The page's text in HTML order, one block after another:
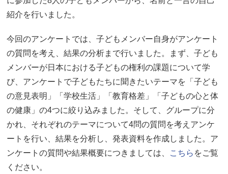
紹介を行いました。
今回のアンケートでは、子どもメンバー自身がアンケート
の質問を考え、結果の分析まで行いました。まず、子ども
メンバーが日本における子どもの権利の課題について学
び、アンケートで子どもたちに聞きたいテーマを「子ども
の意見表明」「学校生活」「教育格差」「子どもの心と体
の健康」の4つに絞り込みました。そして、グループに分
かれ、それぞれのテーマについて4問の質問を考えアンケ
ートを行い、結果を分析し、発表資料を作成しました。ア
ンケートの質問や結果概要につきましては、 こちら をご覧
ください。